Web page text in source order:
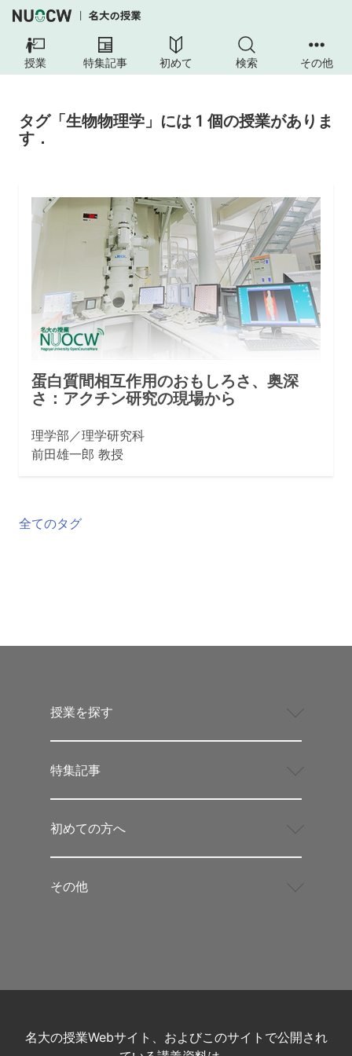
授業 特集記事 初めて 検索 その他
タグ「生物物理学」には 1 個の授業がありま
す．
蛋白質間相互作用のおもしろさ、奥深
さ：アクチン研究の現場から
理学部／理学研究科
前田雄一郎 教授
全てのタグ
授業を探す
特集記事
初めての方へ
その他
名大の授業Webサイト、およびこのサイトで公開され